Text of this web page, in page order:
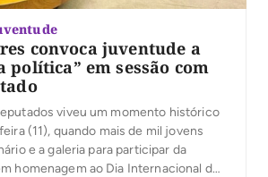
convoca juventude a
política” em sessão com
viveu um momento histórico
(11), quando mais de mil jovens
e a galeria para participar da
homenagem ao Dia Internacional da